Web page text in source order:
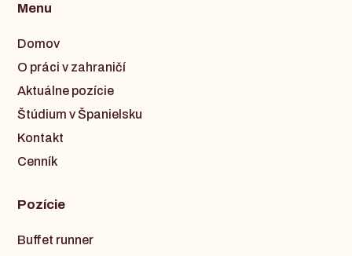
Menu
Domov
O práci v zahraničí
Aktuálne pozície
Štúdium v Španielsku
Kontakt
Cenník
Pozície
Buffet runner